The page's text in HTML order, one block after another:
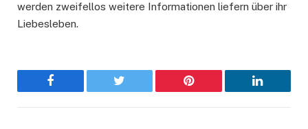
werden zweifellos weitere Informationen liefern über ihr
Liebesleben.
Facebook Twitter Pinterest LinkedIn